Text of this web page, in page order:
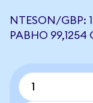
NTESON/GBP:
РАВНО 99,1254